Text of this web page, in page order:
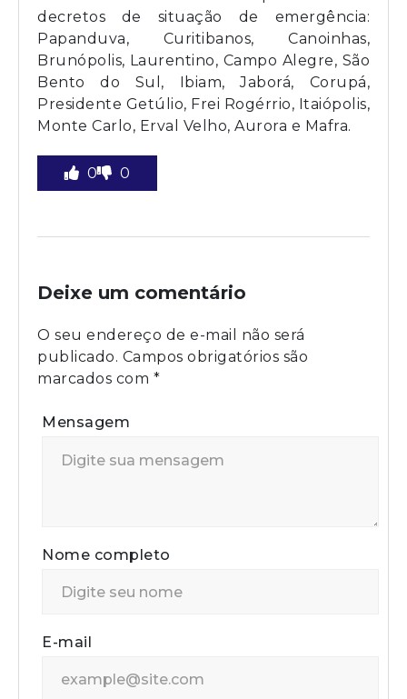
decretos de situação de emergência:
Papanduva, Curitibanos, Canoinhas,
Brunópolis, Laurentino, Campo Alegre, São
Bento do Sul, Ibiam, Jaborá, Corupá,
Presidente Getúlio, Frei Rogérrio, Itaiópolis,
Monte Carlo, Erval Velho, Aurora e Mafra.
0 0
Deixe um comentário
O seu endereço de e-mail não será
publicado. Campos obrigatórios são
marcados com *
Mensagem
Nome completo
E-mail